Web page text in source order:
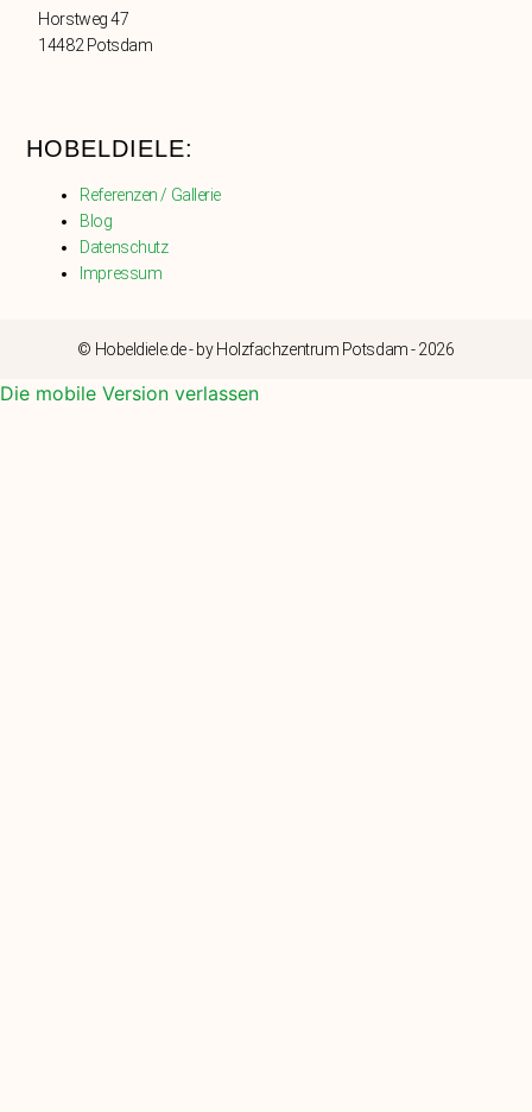
Horstweg 47
14482 Potsdam
HOBELDIELE:
Referenzen / Gallerie
Blog
Datenschutz
Impressum
© Hobeldiele.de - by Holzfachzentrum Potsdam - 2026
Die mobile Version verlassen